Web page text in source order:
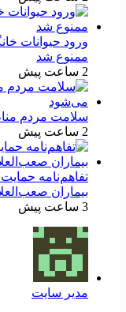
ورود حیوانات
ممنوع شد
2 ساعت پیش
سلامت مردم
2 ساعت پیش
تفاهم‌نامه
بیماران
3 ساعت پیش
مدیر سایت